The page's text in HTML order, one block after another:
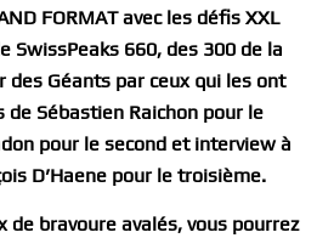
FORMAT avec les défis XXL
SwissPeaks 660, des 300 de la
des Géants par ceux qui les ont
de Sébastien Raichon pour le
pour le second et interview à
D’Haene pour le troisième.
de bravoure avalés, vous pourrez